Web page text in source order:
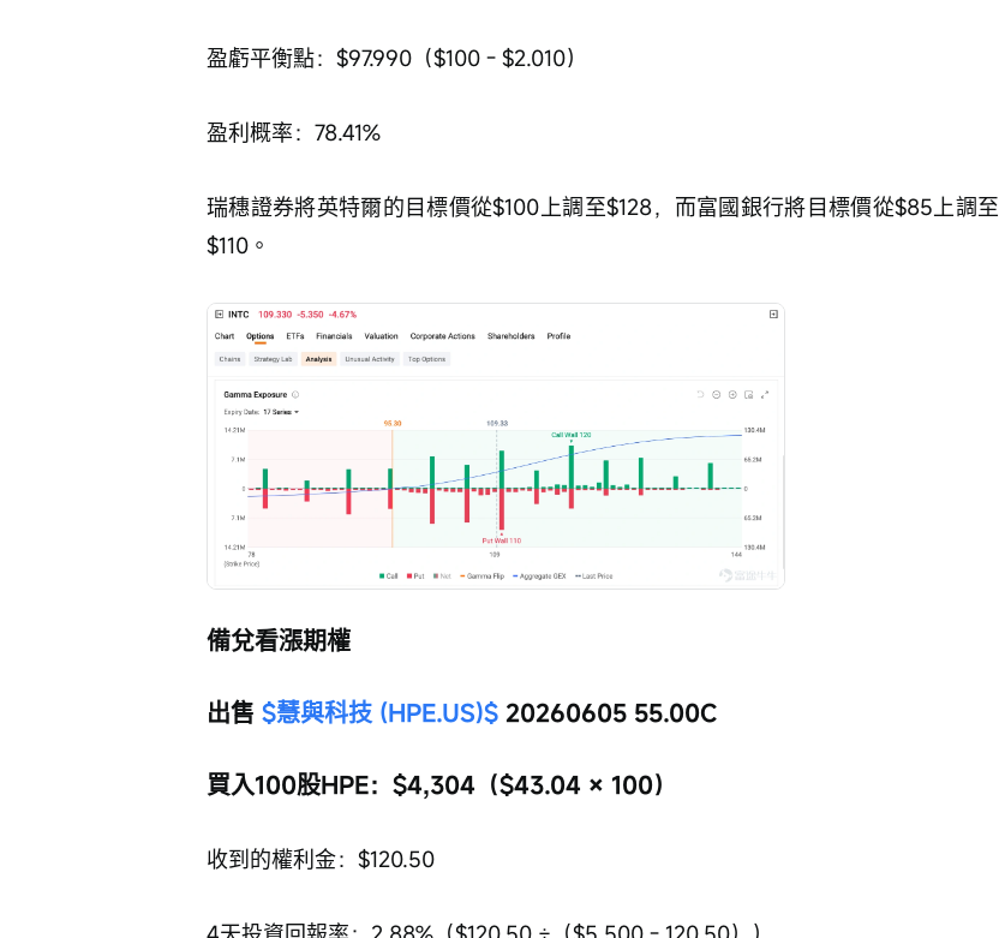
盈虧平衡點：$97.990（$100 - $2.010）
盈利概率：78.41%
瑞穗證券將英特爾的目標價從$100上調至$128，而富國銀行將目標價從$85上調至
$110。
備兌看漲期權
出售 $慧與科技 (HPE.US)$ 20260605 55.00C
買入100股HPE：$4,304（$43.04 × 100）
收到的權利金：$120.50